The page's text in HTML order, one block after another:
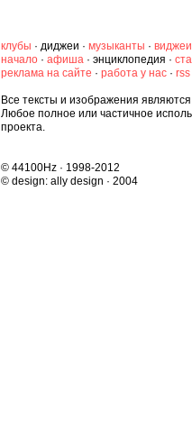
клубы · диджеи · музыканты · виджеи
начало · афиша · энциклопедия ·
реклама на сайте · работа у нас · rss
Все тексты и изображения
Любое полное или частичное
проекта.
© 44100Hz · 1998-2012
© design: ally design · 2004